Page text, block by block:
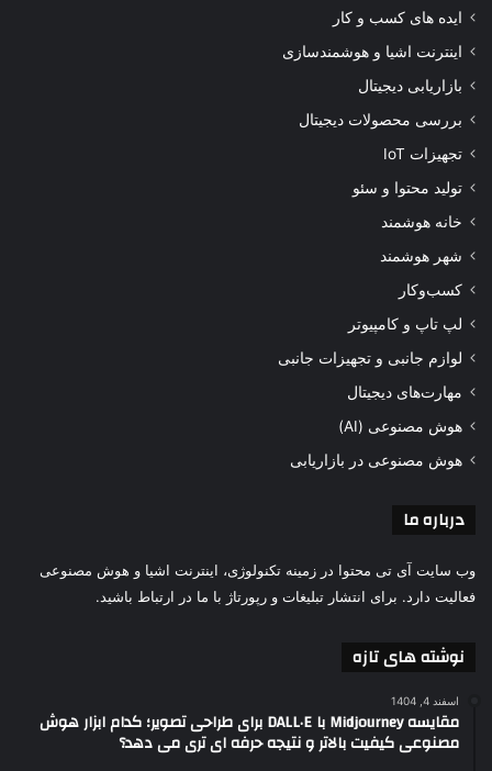
ایده های کسب و کار
اینترنت اشیا و هوشمندسازی
بازاریابی دیجیتال
بررسی محصولات دیجیتال
تجهیزات IoT
تولید محتوا و سئو
خانه هوشمند
شهر هوشمند
کسب‌وکار
لپ تاپ و کامپیوتر
لوازم جانبی و تجهیزات جانبی
مهارت‌های دیجیتال
هوش مصنوعی (AI)
هوش مصنوعی در بازاریابی
درباره ما
وب سایت آی تی محتوا در زمینه تکنولوژی، اینترنت اشیا و هوش مصنوعی
فعالیت دارد. برای انتشار تبلیغات و رپورتاژ با ما در ارتباط باشید.
نوشته های تازه
اسفند 4, 1404
مقایسه Midjourney با DALL·E برای طراحی تصویر؛ کدام ابزار هوش
مصنوعی کیفیت بالاتر و نتیجه حرفه ای تری می دهد؟